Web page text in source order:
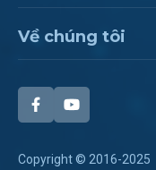
Về chúng tôi
Copyright © 2016-2025